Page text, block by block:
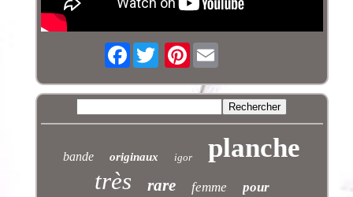
Facebook Pinterest
bande originaux igor planche
très rare femme pour